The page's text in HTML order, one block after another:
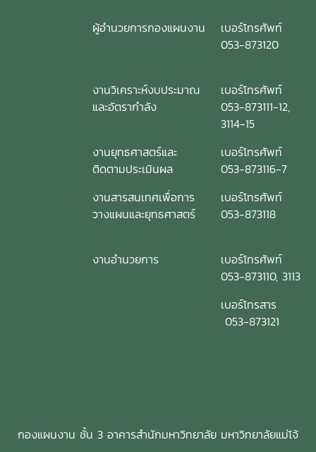
ผู้อำนวยการกองแผนงาน
เบอร์โทรศัพท์
053-873120
งานวิเคราะห์งบประมาณ
และอัตรากำลัง
เบอร์โทรศัพท์
053-873111-12,
3114-15
งานยุทธศาสตร์และ
ติดตามประเมินผล
เบอร์โทรศัพท์
053-873116-7
งานสารสนเทศเพื่อการ
วางแผนและยุทธศาสตร์
เบอร์โทรศัพท์
053-873118
งานอำนวยการ
เบอร์โทรศัพท์
053-873110, 3113
เบอร์โทรสาร
053-873121
กองแผนงาน ชั้น 3 อาคารสำนักมหาวิทยาลัย มหาวิทยาลัยแม่โจ้